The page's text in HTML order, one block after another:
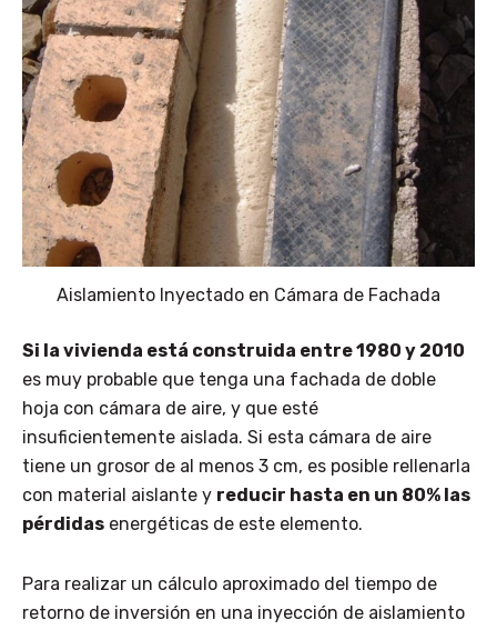
Aislamiento Inyectado en Cámara de Fachada
Si la vivienda está construida entre 1980 y 2010
es muy probable que tenga una fachada de doble
hoja con cámara de aire, y que esté
insuficientemente aislada. Si esta cámara de aire
tiene un grosor de al menos 3 cm, es posible rellenarla
con material aislante y reducir hasta en un 80% las
pérdidas energéticas de este elemento.
Para realizar un cálculo aproximado del tiempo de
retorno de inversión en una inyección de aislamiento